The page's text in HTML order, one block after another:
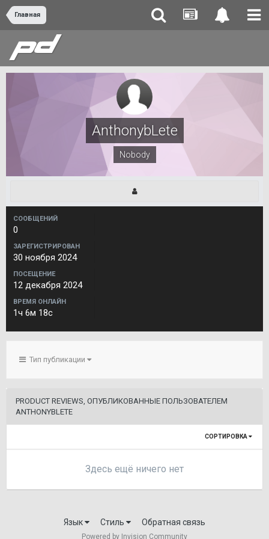
Главная
AnthonybLete
Nobody
СООБЩЕНИЙ
0
ЗАРЕГИСТРИРОВАН
30 ноября 2024
ПОСЕЩЕНИЕ
12 декабря 2024
ВРЕМЯ ОНЛАЙН
1ч 6м 18с
Тип публикации
PRODUCT REVIEWS, ОПУБЛИКОВАННЫЕ ПОЛЬЗОВАТЕЛЕМ
ANTHONYBLETE
СОРТИРОВКА
Здесь ещё ничего нет
Язык Стиль Обратная связь
Powered by Invision Community